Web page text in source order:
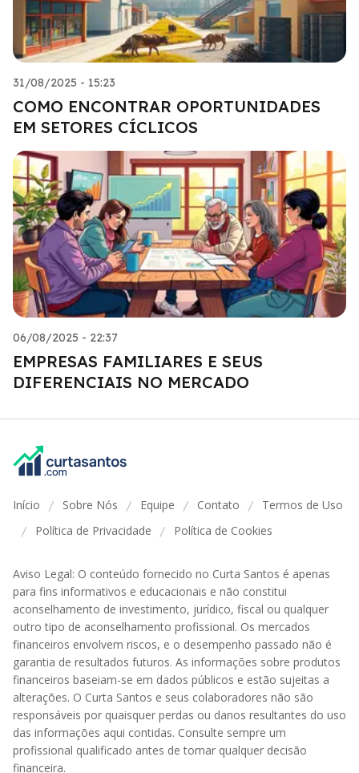
31/08/2025 - 15:23
COMO ENCONTRAR OPORTUNIDADES
EM SETORES CÍCLICOS
06/08/2025 - 22:37
EMPRESAS FAMILIARES E SEUS
DIFERENCIAIS NO MERCADO
Início / Sobre Nós / Equipe / Contato / Termos de Uso
/ Política de Privacidade / Política de Cookies
Aviso Legal: O conteúdo fornecido no Curta Santos é apenas
para fins informativos e educacionais e não constitui
aconselhamento de investimento, jurídico, fiscal ou qualquer
outro tipo de aconselhamento profissional. Os mercados
financeiros envolvem riscos, e o desempenho passado não é
garantia de resultados futuros. As informações sobre produtos
financeiros baseiam-se em dados públicos e estão sujeitas a
alterações. O Curta Santos e seus colaboradores não são
responsáveis por quaisquer perdas ou danos resultantes do uso
das informações aqui contidas. Consulte sempre um
profissional qualificado antes de tomar qualquer decisão
financeira.